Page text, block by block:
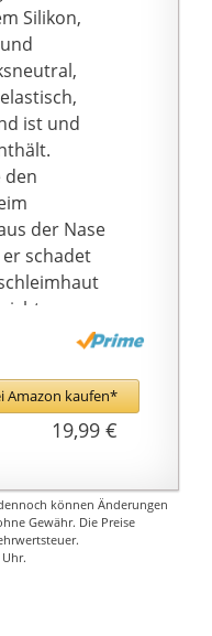
Silikon,
ist und
den
der Nase
er schadet
und
hochwertige
einen
von <45
sodass
Amazon kaufen*
19,99 €
können Änderungen
Gewähr. Die Preise